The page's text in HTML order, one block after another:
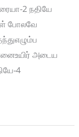
2 நதியே
போலவே
அடைய
4